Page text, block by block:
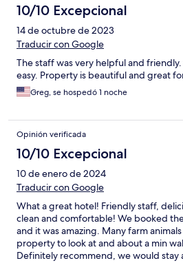
10/10 Excepcional
14 de octubre de 2023
Traducir con Google
The staff was very helpful and
easy. Property is beautiful and great
Greg, se hospedó 1 noche
Opinión verificada
10/10 Excepcional
10 de enero de 2024
Traducir con Google
What a great hotel! Friendly staff,
clean and comfortable! We booked
and it was amazing. Many farm
property to look at and about a min
Definitely recommend, we would stay